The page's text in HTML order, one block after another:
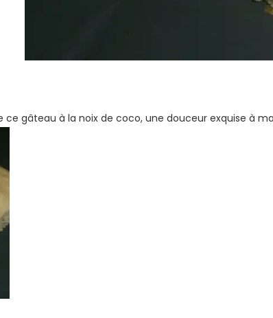
ce gâteau à la noix de coco, une douceur exquise à